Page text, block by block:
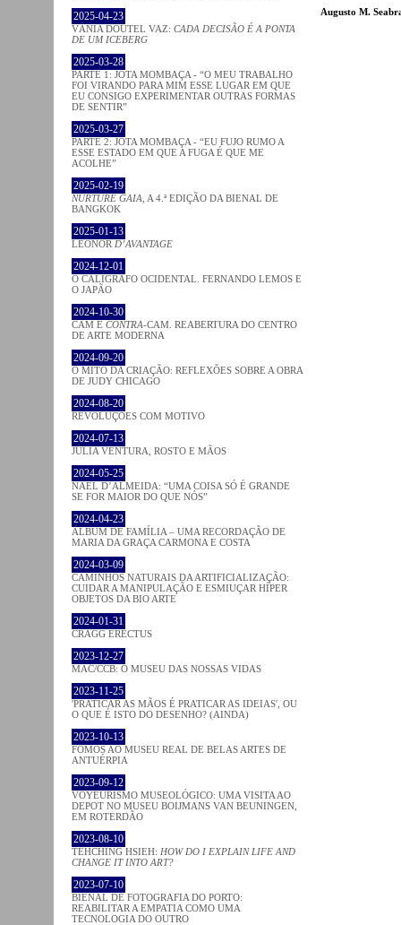
2025-04-23
VÂNIA DOUTEL VAZ: CADA DECISÃO É A PONTA
DE UM ICEBERG
2025-03-28
PARTE 1: JOTA MOMBAÇA - “O MEU TRABALHO
FOI VIRANDO PARA MIM ESSE LUGAR EM QUE
EU CONSIGO EXPERIMENTAR OUTRAS FORMAS
DE SENTIR”
2025-03-27
PARTE 2: JOTA MOMBAÇA - “EU FUJO RUMO A
ESSE ESTADO EM QUE A FUGA É QUE ME
ACOLHE”
2025-02-19
NURTURE GAIA , A 4.ª EDIÇÃO DA BIENAL DE
BANGKOK
2025-01-13
LEONOR D’AVANTAGE
2024-12-01
O CALÍGRAFO OCIDENTAL. FERNANDO LEMOS E
O JAPÃO
2024-10-30
CAM E CONTRA-CAM. REABERTURA DO CENTRO
DE ARTE MODERNA
2024-09-20
O MITO DA CRIAÇÃO: REFLEXÕES SOBRE A OBRA
DE JUDY CHICAGO
2024-08-20
REVOLUÇÕES COM MOTIVO
2024-07-13
JÚLIA VENTURA, ROSTO E MÃOS
2024-05-25
NAEL D’ALMEIDA: “UMA COISA SÓ É GRANDE
SE FOR MAIOR DO QUE NÓS”
2024-04-23
ÁLBUM DE FAMÍLIA – UMA RECORDAÇÃO DE
MARIA DA GRAÇA CARMONA E COSTA
2024-03-09
CAMINHOS NATURAIS DA ARTIFICIALIZAÇÃO:
CUIDAR A MANIPULAÇÃO E ESMIUÇAR HÍPER
OBJETOS DA BIO ARTE
2024-01-31
CRAGG ERECTUS
2023-12-27
MAC/CCB: O MUSEU DAS NOSSAS VIDAS
2023-11-25
'PRATICAR AS MÃOS É PRATICAR AS IDEIAS', OU
O QUE É ISTO DO DESENHO? (AINDA)
2023-10-13
FOMOS AO MUSEU REAL DE BELAS ARTES DE
ANTUÉRPIA
2023-09-12
VOYEURISMO MUSEOLÓGICO: UMA VISITA AO
DEPOT NO MUSEU BOIJMANS VAN BEUNINGEN,
EM ROTERDÃO
2023-08-10
TEHCHING HSIEH: HOW DO I EXPLAIN LIFE AND
CHANGE IT INTO ART?
2023-07-10
BIENAL DE FOTOGRAFIA DO PORTO:
REABILITAR A EMPATIA COMO UMA
TECNOLOGIA DO OUTRO
Augusto M.